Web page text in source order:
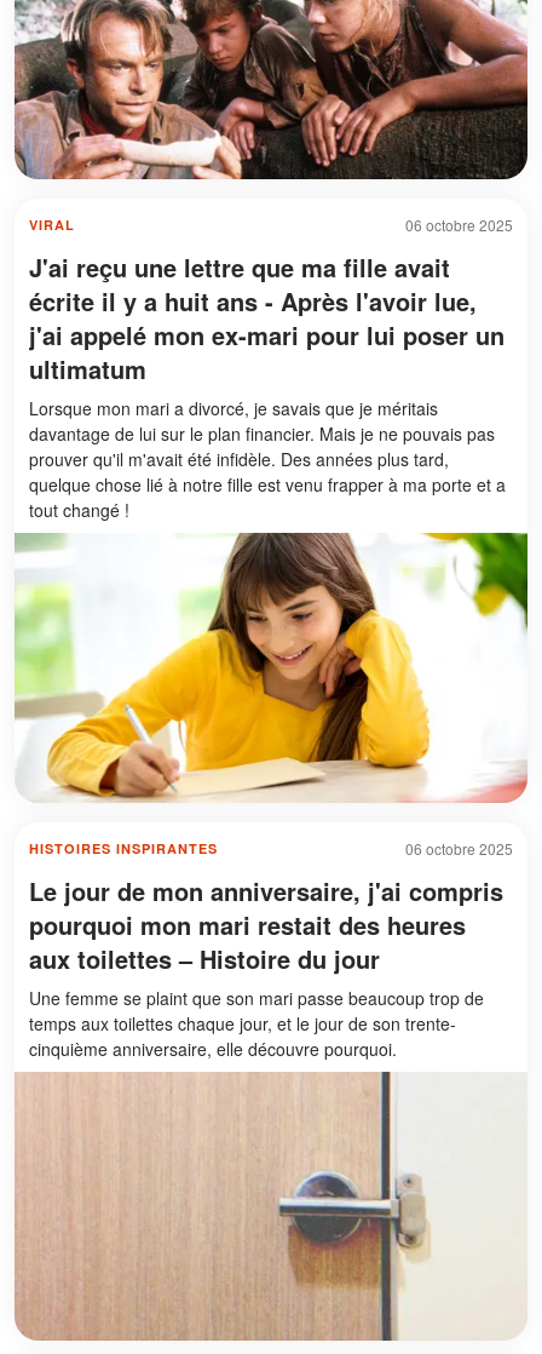
06 octobre 2025
VIRAL
J'ai reçu une lettre que ma fille avait
écrite il y a huit ans - Après l'avoir lue,
j'ai appelé mon ex-mari pour lui poser un
ultimatum
Lorsque mon mari a divorcé, je savais que je méritais
davantage de lui sur le plan financier. Mais je ne pouvais pas
prouver qu'il m'avait été infidèle. Des années plus tard,
quelque chose lié à notre fille est venu frapper à ma porte et a
tout changé !
06 octobre 2025
HISTOIRES INSPIRANTES
Le jour de mon anniversaire, j'ai compris
pourquoi mon mari restait des heures
aux toilettes – Histoire du jour
Une femme se plaint que son mari passe beaucoup trop de
temps aux toilettes chaque jour, et le jour de son trente-
cinquième anniversaire, elle découvre pourquoi.